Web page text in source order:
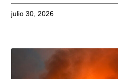
julio 30, 2026